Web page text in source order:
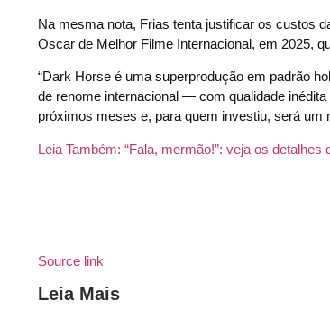
Na mesma nota, Frias tenta justificar os custos
Oscar de Melhor Filme Internacional, em 2025,
“Dark Horse é uma superprodução em padrão
de renome internacional — com qualidade
próximos meses e, para quem investiu, será um
Leia Também: “Fala, mermão!”: veja os
Source link
Leia Mais